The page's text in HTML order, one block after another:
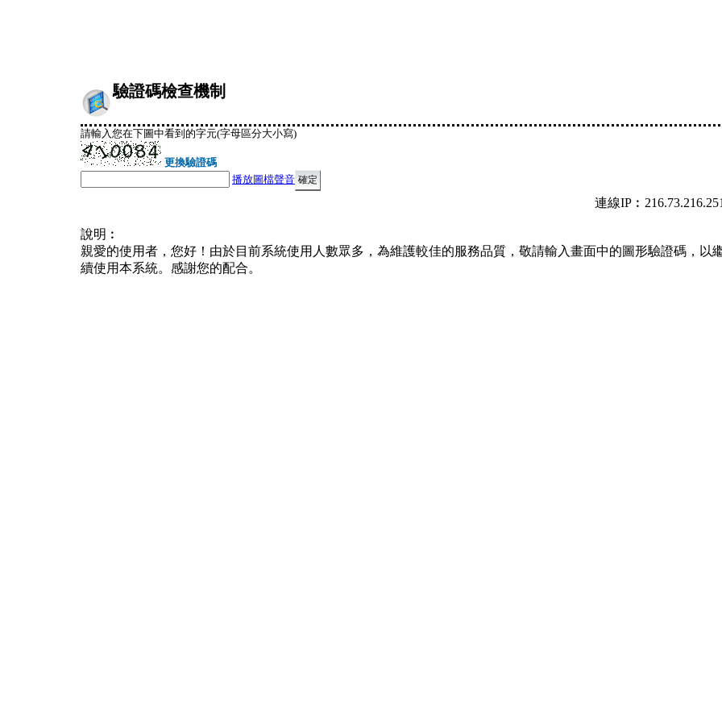
驗證碼檢查機制
請輸入您在下圖中看到的字元(字母區分大小寫)
更換驗證碼
播放圖檔聲音
連線
說明︰
親愛的使用者，您好！由於目前系統使用人數眾多，為維護較佳的服務品質，敬請輸入畫面中的圖形驗證碼，以
續使用本系統。感謝您的配合。